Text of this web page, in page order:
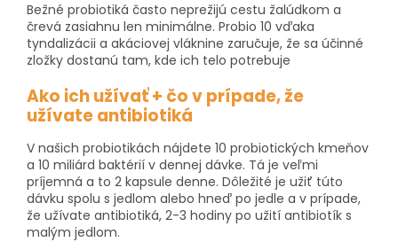
Bežné probiotiká často neprežijú cestu žalúdkom a
črevá zasiahnu len minimálne. Probio 10 vďaka
tyndalizácii a akáciovej vláknine zaručuje, že sa účinné
zložky dostanú tam, kde ich telo potrebuje
Ako ich užívať + čo v prípade, že
užívate antibiotiká
V našich probiotikách nájdete 10 probiotických kmeňov
a 10 miliárd baktérií v dennej dávke. Tá je veľmi
príjemná a to 2 kapsule denne. Dôležité je užiť túto
dávku spolu s jedlom alebo hneď po jedle a v prípade,
že užívate antibiotiká, 2-3 hodiny po užití antibiotík s
malým jedlom.